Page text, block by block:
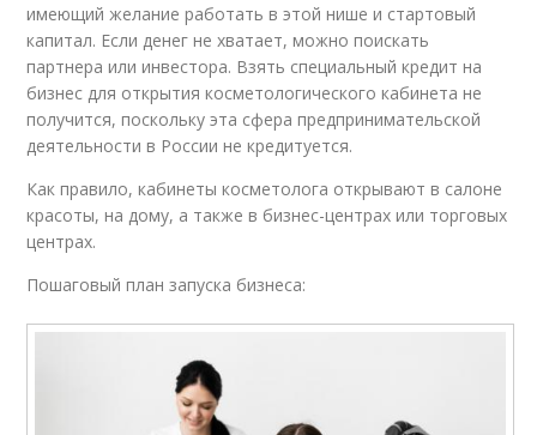
имеющий желание работать в этой нише и стартовый
капитал. Если денег не хватает, можно поискать
партнера или инвестора. Взять специальный кредит на
бизнес для открытия косметологического кабинета не
получится, поскольку эта сфера предпринимательской
деятельности в России не кредитуется.
Как правило, кабинеты косметолога открывают в салоне
красоты, на дому, а также в бизнес-центрах или торговых
центрах.
Пошаговый план запуска бизнеса: